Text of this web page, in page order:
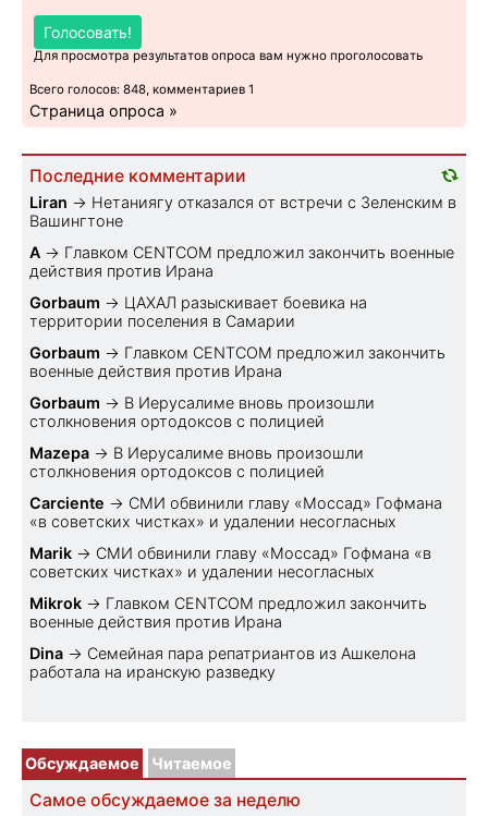
Голосовать!
Для просмотра результатов опроса вам нужно проголосовать
Всего голосов: 848, комментариев 1
Страница опроса »
Последние комментарии
Liran → Нетаниягу отказался от встречи с Зеленским в
Вашингтоне
A → Главком CENTCOM предложил закончить военные
действия против Ирана
Gorbaum → ЦАХАЛ разыскивает боевика на
территории поселения в Самарии
Gorbaum → Главком CENTCOM предложил закончить
военные действия против Ирана
Gorbaum → В Иерусалиме вновь произошли
столкновения ортодоксов с полицией
Mazepa → В Иерусалиме вновь произошли
столкновения ортодоксов с полицией
Carciente → СМИ обвинили главу «Моссад» Гофмана
«в советских чистках» и удалении несогласных
Marik → СМИ обвинили главу «Моссад» Гофмана «в
советских чистках» и удалении несогласных
Mikrok → Главком CENTCOM предложил закончить
военные действия против Ирана
Dina → Семейная пара репатриантов из Ашкелона
работала на иранскую разведку
Обсуждаемое Читаемое
Самое обсуждаемое за неделю